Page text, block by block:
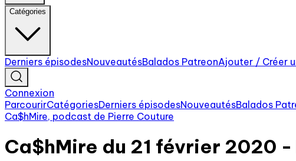
Catégories
Derniers épisodesNouveautésBalados PatreonAjouter / Créer
Connexion
ParcourirCatégoriesDerniers épisodesNouveautésBalados
Ca$hMire, podcast de Pierre Couture
Ca$hMire du 21 février 2020